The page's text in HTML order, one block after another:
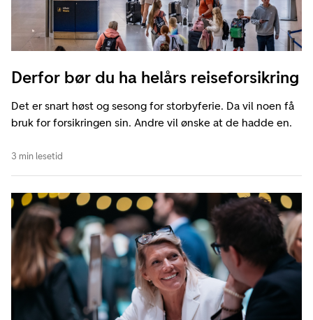
Derfor bør du ha helårs reiseforsikring
Det er snart høst og sesong for storbyferie. Da vil noen få
bruk for forsikringen sin. Andre vil ønske at de hadde en.
3 min lesetid